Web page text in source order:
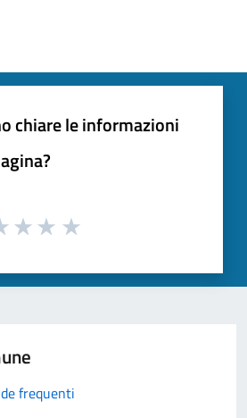
chiare le informazioni
frequenti